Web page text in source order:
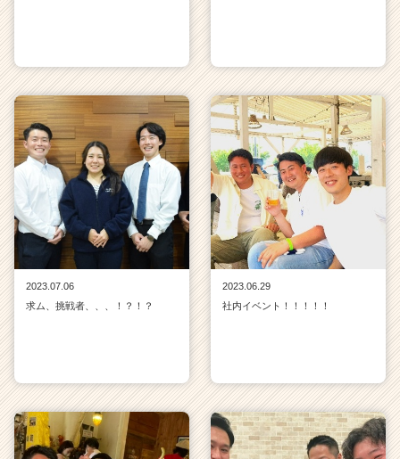
2023.07.06
求ム、挑戦者、、、！？！？
2023.06.29
社内イベント！！！！！